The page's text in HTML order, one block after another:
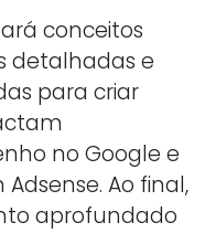
conceitos
detalhadas e
para criar
no Google e
Ao final,
aprofundado